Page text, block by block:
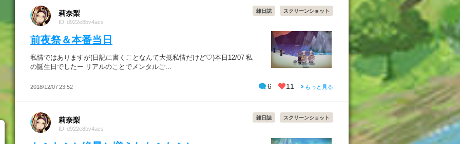
莉奈梨
ID: d922e8bv4acs
雑日誌 スクリーンショット
前夜祭＆本番当日
私情ではありますが(日記に書くことなんて大抵私情だけど♡)本日12/07 私
の誕生日でしたー リアルのことでメンタルご...
2018/12/07 23:52 6 11 もっと見る
莉奈梨
ID: d922e8bv4acs
雑日誌 スクリーンショット